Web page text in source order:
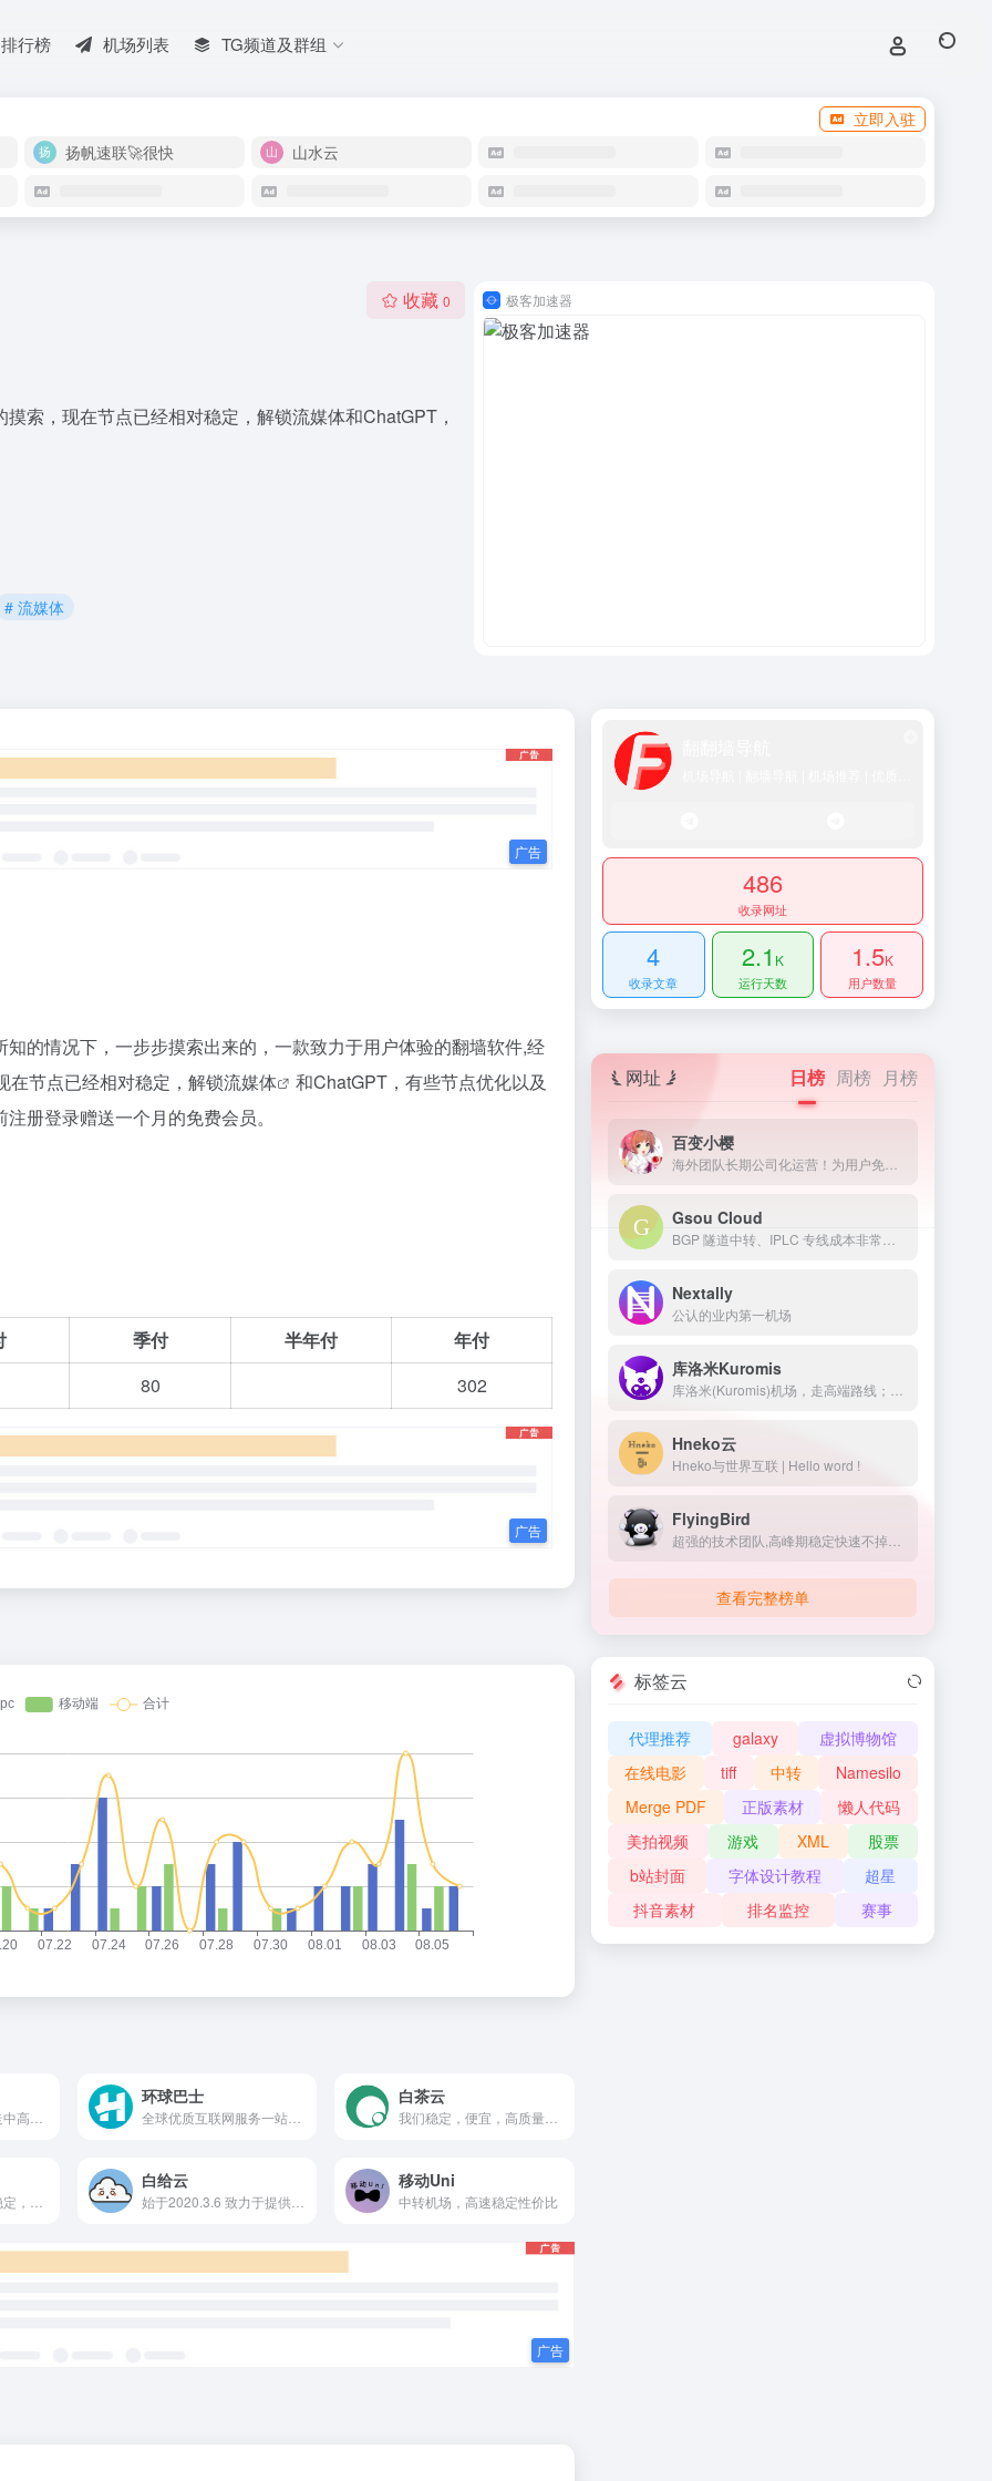
排行榜 机场列表 TG频道及群组
立即入驻
扬帆速联🚀很快
山水云
收藏 0
索，现在节点已经相对稳定，解锁流媒体和ChatGPT，
# 流媒体
极客加速器
的情况下，一步步摸索出来的，一款致力于用户体验的翻墙软件,经
在节点已经相对稳定，解锁流媒体
和ChatGPT，有些节点优化以及
册登录赠送一个月的免费会员。
季付 半年付
年付
80
302
环球巴士
全球优质互联网服务一站式合租平台
白茶云
白给云
始于2020.3.6 致力于提供wengding网络加速服务
移动Uni
中转机场，高速稳定性价比
486
收录网址
4
收录文章
2.1 K
运行天数
1.5K
用户数量
网址 日榜 周榜 月榜
百变小樱
Gsou Cloud
Nextally
公认的业内第一机场
库洛米Kuromis
Hneko云
Hneko与世界互联 | Hello word !
FlyingBird
查看完整榜单
标签云
代理推荐 galaxy
虚拟博物馆
在线电影
tiff 中转
Namesilo
Merge PDF
正版素材
懒人代码
美拍视频
游戏 XML
股票
b站封面
字体设计教程
超星
抖音素材
排名监控 赛事